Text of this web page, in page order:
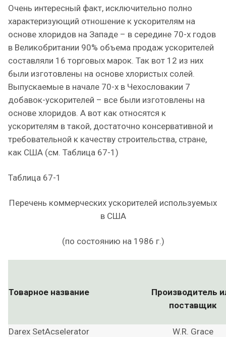
Очень интересный факт, исключительно полно
характеризующий отношение к ускорителям на
основе хлоридов на Западе – в середине 70-х годов
в Великобритании 90% объема продаж ускорителей
составляли 16 торговых марок. Так вот 12 из них
были изготовлены на основе хлористых солей.
Выпускаемые в начале 70-х в Чехословакии 7
добавок-ускорителей – все были изготовлены на
основе хлоридов. А вот как относятся к
ускорителям в такой, достаточно консервативной и
требовательной к качеству строительства, стране,
как США (см. Таблица 67-1)
Таблица 67-1
Перечень коммерческих ускорителей используемых
в США
(по состоянию на 1986 г.)
Товарное название
Производитель
поставщик
Darex SetAcselerator W.R. Grace